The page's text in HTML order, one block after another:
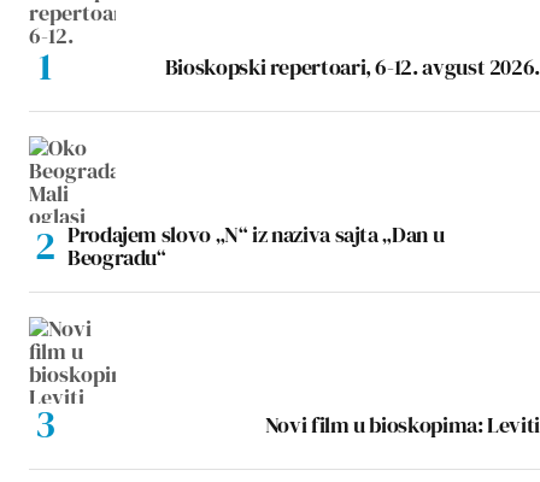
Bioskopski repertoari, 6-12. avgust 2026.
Prodajem slovo „N“ iz naziva sajta „Dan u
Beogradu“
Novi film u bioskopima: Leviti